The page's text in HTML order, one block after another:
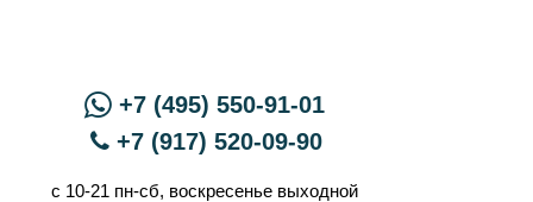
+7 (495) 550-91-01
+7 (917) 520-09-90
с 10-21 пн-сб, воскресенье выходной